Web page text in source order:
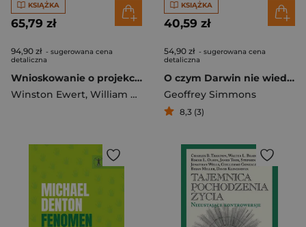
KSIĄŻKA
65,79 zł
94,90 zł - sugerowana cena
detaliczna
Wnioskowanie o projekcie. Wykluczanie hipotez przypadku na podstawie małych prawdopodobieństw
Winston Ewert, William A. Dembski
KSIĄŻKA
40,59 zł
54,90 zł - sugerowana cena
detaliczna
O czym Darwin nie wiedział
Geoffrey Simmons
8,3 (3)